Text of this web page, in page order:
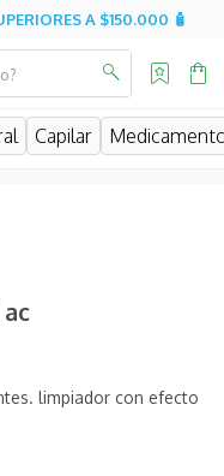
A $150.000 🧴
Capilar
limpiador con efecto